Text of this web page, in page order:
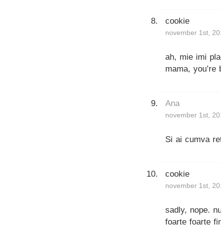
cookie
november 1st,
ah, mie imi
mama,
Ana
november 1st,
Si ai cumva
cookie
november 1st,
sadly, nope.
foarte foarte